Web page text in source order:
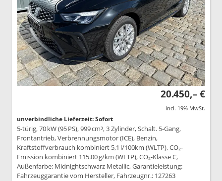
20.450,– €
incl. 19% MwSt.
unverbindliche Lieferzeit: Sofort
5-türig, 70 kW (95 PS), 999 cm³, 3 Zylinder, Schalt. 5-Gang,
Frontantrieb, Verbrennungsmotor (ICE), Benzin,
Kraftstoffverbrauch kombiniert 5,1 l/100km (WLTP), CO₂-
Emission kombiniert 115.00 g/km (WLTP), CO₂-Klasse C,
Außenfarbe: Midnightschwarz Metallic, Garantieleistung:
Fahrzeuggarantie vom Hersteller, Fahrzeugnr.: 127263